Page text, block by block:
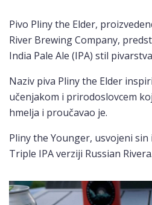
Pivo Pliny the Elder,
River Brewing Company,
India Pale Ale (IPA) stil
Naziv piva Pliny the Elder
učenjakom i prirodoslovcem
hmelja i proučavao je.
Pliny the Younger, usvojeni
Triple IPA verziji Russian Rivera.